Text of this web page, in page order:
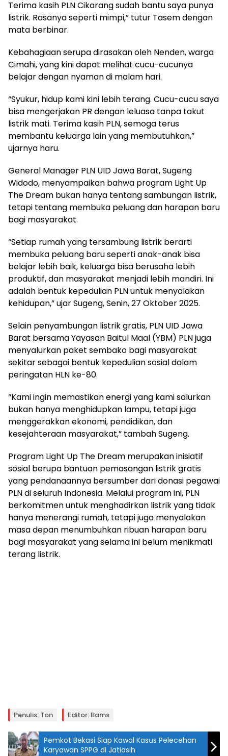
Terima kasih PLN Cikarang sudah bantu saya punya
listrik. Rasanya seperti mimpi,” tutur Tasem dengan
mata berbinar.
Kebahagiaan serupa dirasakan oleh Nenden, warga
Cimahi, yang kini dapat melihat cucu-cucunya
belajar dengan nyaman di malam hari.
“Syukur, hidup kami kini lebih terang. Cucu-cucu saya
bisa mengerjakan PR dengan leluasa tanpa takut
listrik mati. Terima kasih PLN, semoga terus
membantu keluarga lain yang membutuhkan,”
ujarnya haru.
General Manager PLN UID Jawa Barat, Sugeng
Widodo, menyampaikan bahwa program Light Up
The Dream bukan hanya tentang sambungan listrik,
tetapi tentang membuka peluang dan harapan baru
bagi masyarakat.
“Setiap rumah yang tersambung listrik berarti
membuka peluang baru seperti anak-anak bisa
belajar lebih baik, keluarga bisa berusaha lebih
produktif, dan masyarakat menjadi lebih mandiri. Ini
adalah bentuk kepedulian PLN untuk menyalakan
kehidupan,” ujar Sugeng, Senin, 27 Oktober 2025.
Selain penyambungan listrik gratis, PLN UID Jawa
Barat bersama Yayasan Baitul Maal (YBM) PLN juga
menyalurkan paket sembako bagi masyarakat
sekitar sebagai bentuk kepedulian sosial dalam
peringatan HLN ke-80.
“Kami ingin memastikan energi yang kami salurkan
bukan hanya menghidupkan lampu, tetapi juga
menggerakkan ekonomi, pendidikan, dan
kesejahteraan masyarakat,” tambah Sugeng.
Program Light Up The Dream merupakan inisiatif
sosial berupa bantuan pemasangan listrik gratis
yang pendanaannya bersumber dari donasi pegawai
PLN di seluruh Indonesia. Melalui program ini, PLN
berkomitmen untuk menghadirkan listrik yang tidak
hanya menerangi rumah, tetapi juga menyalakan
masa depan menumbuhkan ribuan harapan baru
bagi masyarakat yang selama ini belum menikmati
terang listrik.
Penulis: Ton Editor: Bams
Pemkot Bekasi Siap Kawal Kasus Pelecehan
Karyawan SPPG di Jatiasih